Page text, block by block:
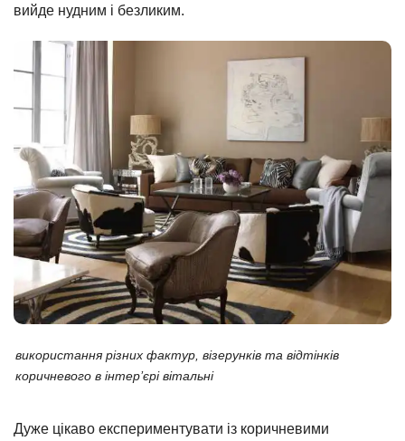
вийде нудним і безликим.
використання різних фактур, візерунків та відтінків
коричневого в інтер’єрі вітальні
Дуже цікаво експериментувати із коричневими